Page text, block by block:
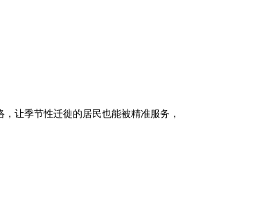
让季节性迁徙的居民也能被精准服务，